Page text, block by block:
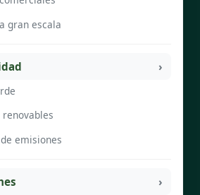
gran escala
renovables
emisiones